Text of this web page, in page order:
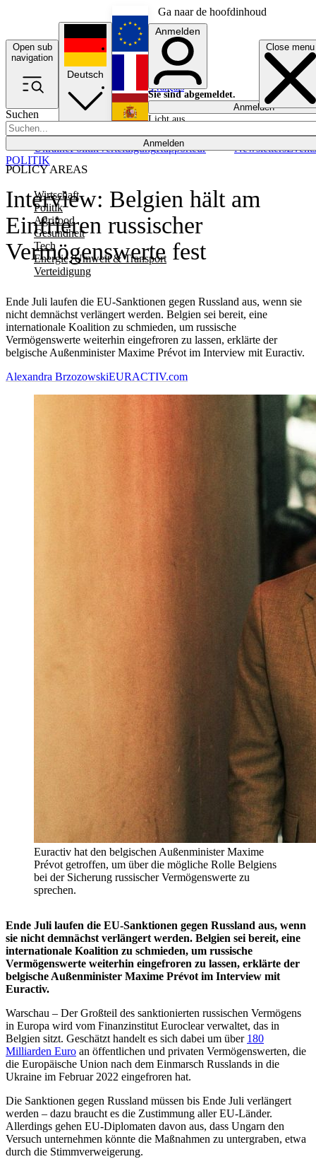
Ga naar de hoofdinhoud
Open sub
navigation
Close menu
Suchen
Anmelden
POLICY AREAS
Wirtschaft
Politik
Agrifood
Gesundheit
Tech
Energie, Umwelt & Transport
Verteidigung
UkrainePolitikVerteidigungRapporteur NewslettersEvents
Deutsch
English
Français
Anmelden
Sie sind abgemeldet.
Anmelden
Licht aus
Interview: Belgien hält am
Einfrieren russischer
Vermögenswerte fest
Ende Juli laufen die EU-Sanktionen gegen Russland aus, wenn sie
nicht demnächst verlängert werden. Belgien sei bereit, eine
internationale Koalition zu schmieden, um russische
Vermögenswerte weiterhin eingefroren zu lassen, erklärte der
belgische Außenminister Maxime Prévot im Interview mit Euractiv.
POLITIK
Alexandra BrzozowskiEURACTIV.com
Euractiv hat den belgischen Außenminister Maxime
Prévot getroffen, um über die mögliche Rolle Belgiens
bei der Sicherung russischer Vermögenswerte zu
sprechen.
Ende Juli laufen die EU-Sanktionen gegen Russland aus, wenn
sie nicht demnächst verlängert werden. Belgien sei bereit, eine
internationale Koalition zu schmieden, um russische
Vermögenswerte weiterhin eingefroren zu lassen, erklärte der
belgische Außenminister Maxime Prévot im Interview mit
Euractiv.
Warschau – Der Großteil des sanktionierten russischen Vermögens
in Europa wird vom Finanzinstitut Euroclear verwaltet, das in
Belgien sitzt. Geschätzt handelt es sich dabei um über 180
Milliarden Euro an öffentlichen und privaten Vermögenswerten, die
die Europäische Union nach dem Einmarsch Russlands in die
Ukraine im Februar 2022 eingefroren hat.
Die Sanktionen gegen Russland müssen bis Ende Juli verlängert
werden – dazu braucht es die Zustimmung aller EU-Länder.
Allerdings gehen EU-Diplomaten davon aus, dass Ungarn den
Versuch unternehmen könnte die Maßnahmen zu untergraben, etwa
durch die Stimmverweigerung.